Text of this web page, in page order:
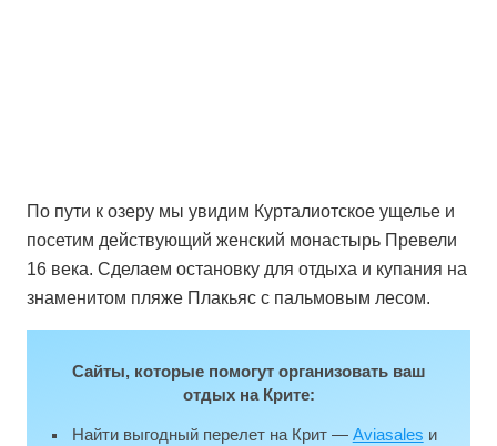
По пути к озеру мы увидим Курталиотское ущелье и
посетим действующий женский монастырь Превели
16 века. Сделаем остановку для отдыха и купания на
знаменитом пляже Плакьяс с пальмовым лесом.
Сайты, которые помогут организовать ваш
отдых на Крите:
Найти выгодный перелет на Крит — Aviasales и